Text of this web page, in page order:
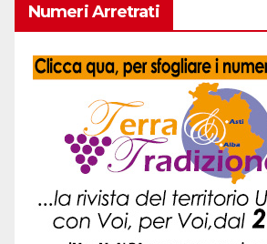
Numeri Arretrati